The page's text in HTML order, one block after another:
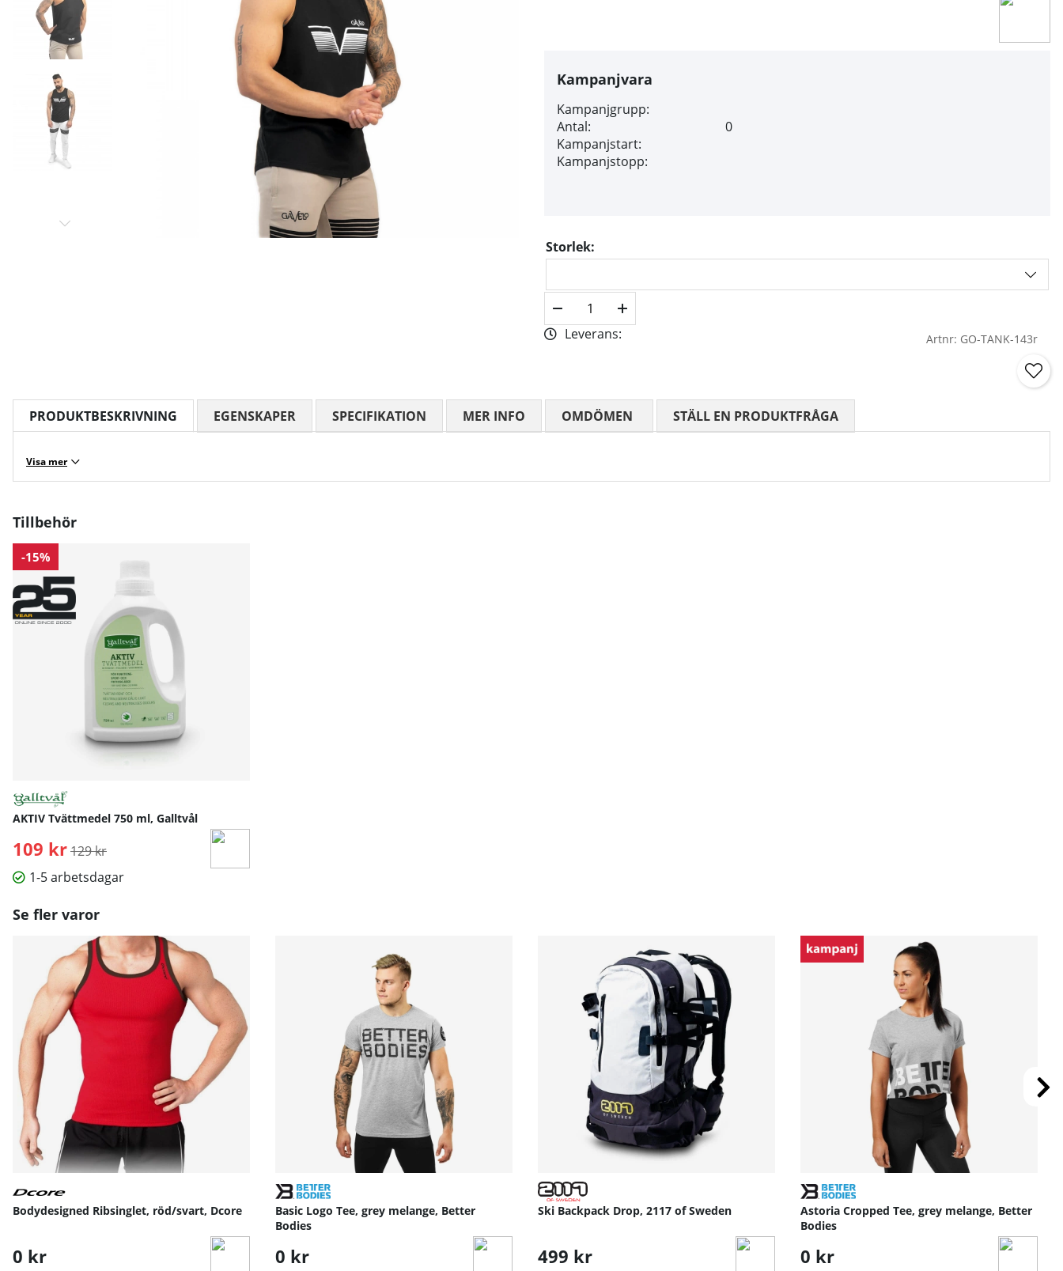
Kampanjvara
Kampanjgrupp:
Antal:
0
Kampanjstart:
Kampanjstopp:
Storlek:
Leverans: Artnr: GO-TANK-143r
PRODUKTBESKRIVNING
Visa mer
EGENSKAPER SPECIFIKATION MER INFO OMDÖMEN MEDELBETYG 0 AV 5 ANTAL BETYG 0
STÄLL EN PRODUKTFRÅGA
Tillbehör
-15%
AKTIV Tvättmedel 750 ml, Galltvål
109 kr Ordinarie pris:
129 kr
1-5 arbetsdagar
Se fler varor
Bodydesigned Ribsinglet, röd/svart, Dcore
0 kr
Basic Logo Tee, grey melange, Better
Bodies
0 kr
Ski Backpack Drop, 2117 of Sweden
499 kr
Astoria Cropped Tee, grey melange, Better
Bodies
0 kr